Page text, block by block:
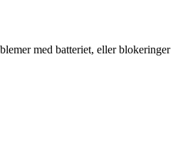
med batteriet, eller blokeringer